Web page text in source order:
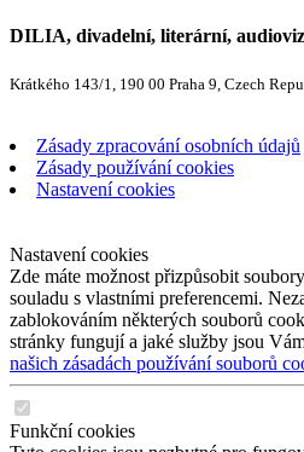
DILIA, divadelní, literární,
Krátkého 143/1, 190 00 Praha 9, Czech
Zásady zpracování osobních údajů
Zásady používání cookies
Nastavení cookies
Nastavení cookies
Zde máte možnost přizpůsobit
souladu s vlastními preferencemi.
zablokováním některých souborů
stránky fungují a jaké služby jsou
našich zásadách používání souborů
Funkční cookies